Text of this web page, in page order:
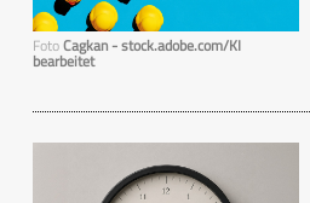
FotoCagkan - stock.adobe.com/KI
bearbeitet